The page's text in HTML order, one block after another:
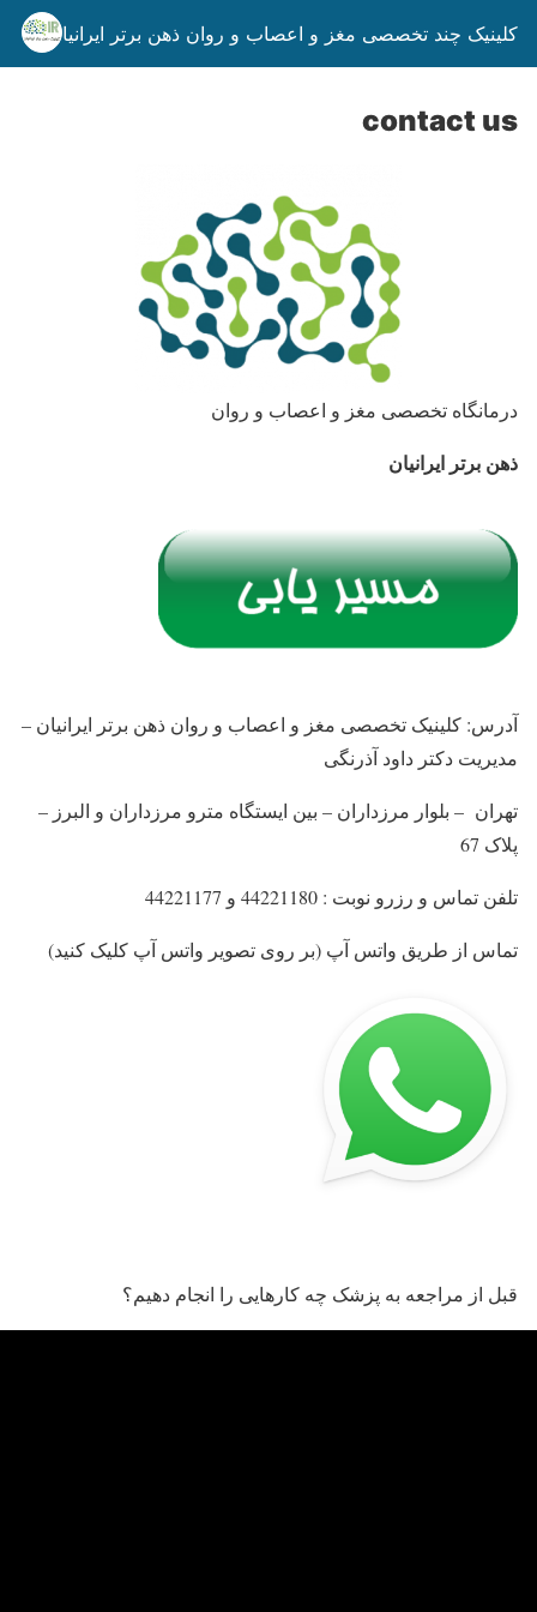
کلینیک چند تخصصی مغز و اعصاب و روان ذهن برتر ایرانیان
contact us
درمانگاه تخصصی مغز و اعصاب و روان
ذهن برتر ایرانیان
آدرس: کلینیک تخصصی مغز و اعصاب و روان ذهن برتر ایرانیان –
مدیریت دکتر داود آذرنگی
تهران – بلوار مرزداران – بین ایستگاه مترو مرزداران و البرز –
پلاک 67
تلفن تماس و رزرو نوبت : 44221180 و 44221177
تماس از طریق واتس آپ (بر روی تصویر واتس آپ کلیک کنید)
قبل از مراجعه به پزشک چه کارهایی را انجام دهیم؟